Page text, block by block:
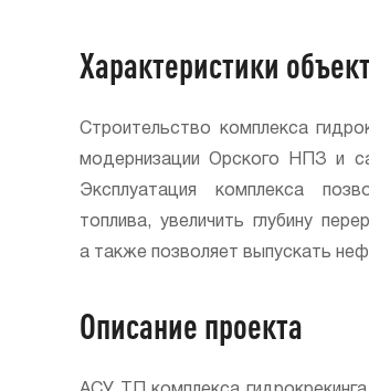
Характеристики
Строительство комплекса
модернизации Орского НПЗ и
Эксплуатация комплекса
топлива, увеличить глубину
а также позволяет выпускать
Описание проекта